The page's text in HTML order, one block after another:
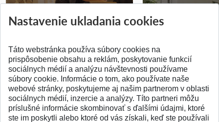
Pridané 14.07.2026 Pridané 03.07.2026
SPÄŤ NA VRCH
Nastavenie ukladania cookies
Táto webstránka používa súbory cookies na
prispôsobenie obsahu a reklám, poskytovanie funkcií
sociálnych médií a analýzu návštevnosti používame
súbory cookie. Informácie o tom, ako používate naše
webové stránky, poskytujeme aj našim partnerom v oblasti
sociálnych médií, inzercie a analýzy. Títo partneri môžu
príslušné informácie skombinovať s ďalšími údajmi, ktoré
ste im poskytli alebo ktoré od vás získali, keď ste používali